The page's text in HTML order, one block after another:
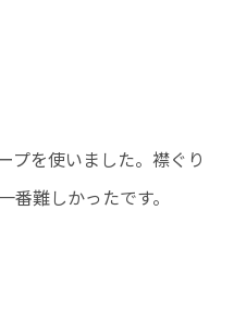
プを使いました。襟ぐり
難しかったです。